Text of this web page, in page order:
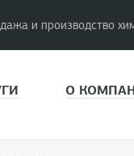
и производство
О